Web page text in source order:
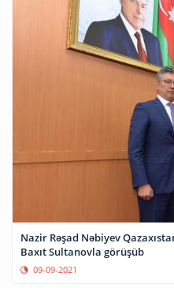
Nazir Rəşad Nəbiyev
Baxıt Sultanovla görüşüb
09-09-2021